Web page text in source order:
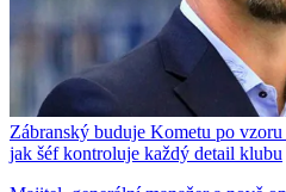
Zábranský buduje Kometu po
jak šéf kontroluje každý detail klubu